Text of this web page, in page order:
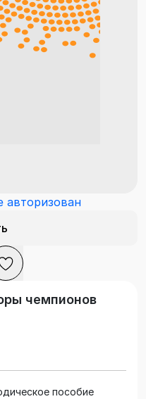
авторизован
чемпионов
пособие